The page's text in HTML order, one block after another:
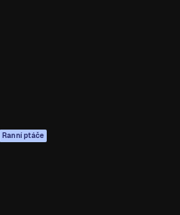
Ranní ptáče